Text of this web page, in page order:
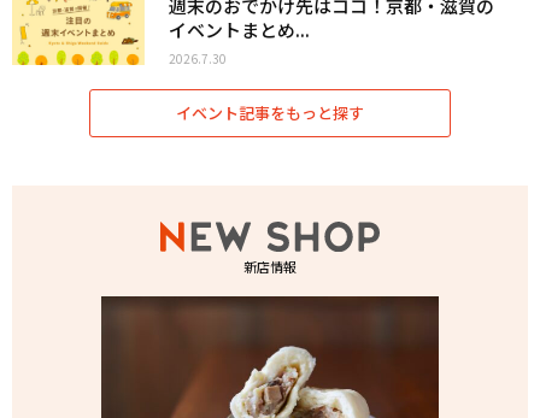
週末のおでかけ先はココ！京都・滋賀の
イベントまとめ...
2026.7.30
イベント記事をもっと探す
新店情報